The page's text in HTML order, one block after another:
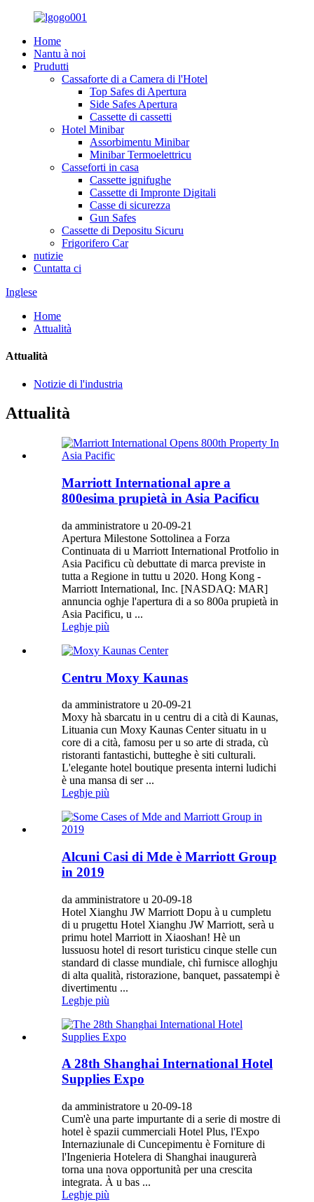
Home
Nantu à noi
Prudutti
Cassaforte di a Camera di l'Hotel
Top Safes di Apertura
Side Safes Apertura
Cassette di cassetti
Hotel Minibar
Assorbimentu Minibar
Minibar Termoelettricu
Casseforti in casa
Cassette ignifughe
Cassette di Impronte Digitali
Casse di sicurezza
Gun Safes
Cassette di Depositu Sicuru
Frigorifero Car
nutizie
Cuntatta ci
Inglese
Home
Attualità
Attualità
Notizie di l'industria
Attualità
Marriott International apre a
800esima prupietà in Asia Pacificu
da amministratore u 20-09-21
Apertura Milestone Sottolinea a Forza
Continuata di u Marriott International Protfolio in
Asia Pacificu cù debuttate di marca previste in
tutta a Regione in tuttu u 2020. Hong Kong -
Marriott International, Inc. [NASDAQ: MAR]
annuncia oghje l'apertura di a so 800a prupietà in
Asia Pacificu, u ...
Leghje più
Centru Moxy Kaunas
da amministratore u 20-09-21
Moxy hà sbarcatu in u centru di a cità di Kaunas,
Lituania cun Moxy Kaunas Center situatu in u
core di a cità, famosu per u so arte di strada, cù
ristoranti fantastichi, butteghe è siti culturali.
L'elegante hotel boutique presenta interni ludichi
è una mansa di ser ...
Leghje più
Alcuni Casi di Mde è Marriott Group
in 2019
da amministratore u 20-09-18
Hotel Xianghu JW Marriott Dopu à u cumpletu
di u prugettu Hotel Xianghu JW Marriott, serà u
primu hotel Marriott in Xiaoshan! Hè un
lussuosu hotel di resort turisticu cinque stelle cun
standard di classe mundiale, chì furnisce alloghju
di alta qualità, ristorazione, banquet, passatempi è
divertimentu ...
Leghje più
A 28th Shanghai International Hotel
Supplies Expo
da amministratore u 20-09-18
Cum'è una parte impurtante di a serie di mostre di
hotel è spazii cummerciali Hotel Plus, l'Expo
Internaziunale di Cuncepimentu è Forniture di
l'Ingenieria Hotelera di Shanghai inaugurerà
torna una nova opportunità per una crescita
integrata. À u bas ...
Leghje più